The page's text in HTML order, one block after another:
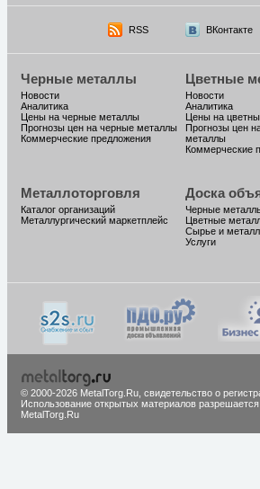
RSS ВКонтакте
Черные металлы
Новости
Аналитика
Цены на черные металлы
Прогнозы цен на черные металлы
Коммерческие предложения
Цветные
Новости
Аналитика
Цены на
Прогнозы цен
металлы
Коммерческие
Металлоторговля
Каталог организаций
Металлургический маркетплейс
Доска
Черные
Цветные
Сырье и
Услуги
© 2000-2026 MetalTorg.Ru, cвидетельство о
Использование открытых материалов
MetalTorg.Ru